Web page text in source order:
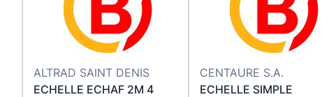
ALTRAD SAINT DENIS
ECHELLE ECHAF 2M 4
CENTAURE S.A.
ECHELLE SIMPLE